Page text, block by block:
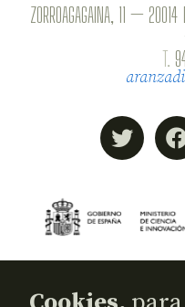
ZORROAGAGAINA, 11 — 20014
T.